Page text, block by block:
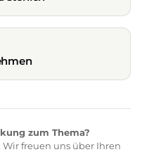
zum Thema?
. Wir freuen uns über Ihren